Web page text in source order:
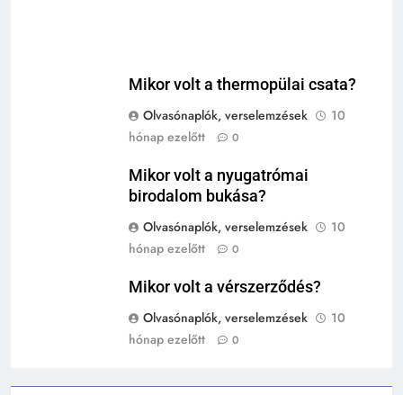
Mikor volt a thermopülai csata?
Olvasónaplók, verselemzések
10
hónap ezelőtt
0
Mikor volt a nyugatrómai
birodalom bukása?
Olvasónaplók, verselemzések
10
hónap ezelőtt
0
Mikor volt a vérszerződés?
Olvasónaplók, verselemzések
10
hónap ezelőtt
0
Mikor volt a thermopülai csata?
TÖRTÉNELEM ÉRDEKESSÉGEK
Mikor volt a nyugatrómai
birodalom bukása?
MIKOR VOLT?
Gárdonyi Géza: Az egri csillagok
olvasónapló
Móricz Zsigmond: Úri muri
olvasónapló
9-12. OSZTÁLY OLVASÓNAPLÓ
Fekete István: Vuk olvasónapló
3-4. OSZTÁLY OLVASÓNAPLÓ